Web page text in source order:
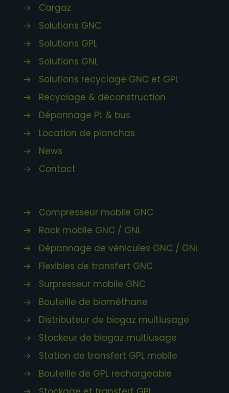
→
Cargaz
→
Solutions GNC
→
Solutions GPL
→
Solutions GNL
→
Solutions recyclage GNC et GPL
→
Recyclage & déconstruction
→
Dépannage PL & bus
→
Location de planchas
→
News
→
Contact
→
Compresseur mobile GNC
→
Rack mobile GNC / GNL
→
Dépannage de véhicules GNC / GNL
→
Flexibles de transfert GNC
→
Surpresseur mobile GNC
→
Bouteille de biométhane
→
Distributeur de biogaz multiusage
→
Stockeur de biogaz multiusage
→
Station de transfert GPL mobile
→
Bouteille de GPL rechargeable